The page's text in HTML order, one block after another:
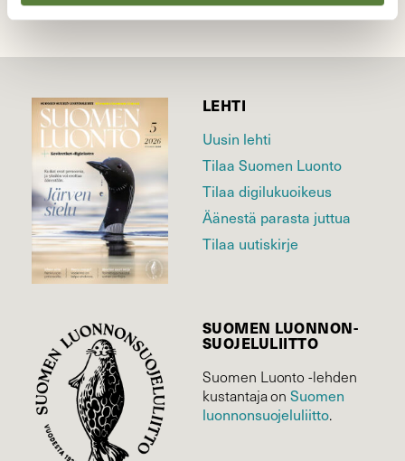
LEHTI
Uusin lehti
Tilaa Suomen Luonto
Tilaa digilukuoikeus
Äänestä parasta juttua
Tilaa uutiskirje
SUOMEN LUONNON­
SUOJELU­LIITTO
Suomen Luonto -lehden
kustantaja onSuomen
luonnonsuojelu­liitto.